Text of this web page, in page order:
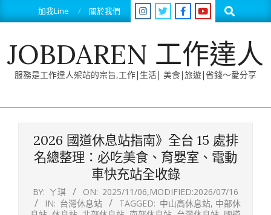
to
加我Line 關於我們 Search
JOBDAREN 工作達人
服務是工作達人架站的宗旨,工作|生活| 美食|旅遊|省錢～愛分享
2026 國道休息站指南》全台 15 處排
名總整理：必吃美食、育嬰室、電動
車快充站全收錄
BY: ㄚ琪 ON: 2025/11/06,MODIFIED:2026/07/16
IN: 台灣休息站 TAGGED: 中山高休息站, 中部休